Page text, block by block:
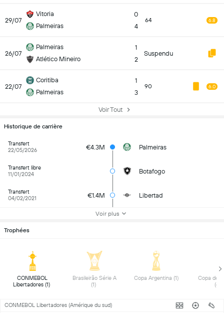
29/07
Vitoria
Palmeiras
0
4
64 6.8
26/07
Palmeiras
Atlético Mineiro
1
2
Suspendu
22/07
Coritiba
Palmeiras
1
3
90 6.0
Voir Tout
Historique de carrière
Transfert
22/05/2026
€4.3M Palmeiras
Transfert libre
11/01/2024
Botafogo
Transfert
04/02/2021
€1.4M Libertad
Voir plus
Trophées
CONMEBOL
Brasileirão Série A
Copa de
CONMEBOL Libertadores (Amérique du sud)